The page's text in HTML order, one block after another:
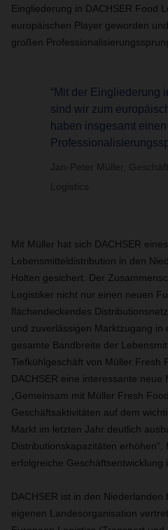
Eingliederung in DACHSER Food
europäischen Player geworden
großen
“Mit der Eingliederung
sind wir zum
haben insgesamt
Jan-Peter Müller,
Logistics
Mit Müller hat sich DACHSER
Lebensmitteldistribution in den
Holten gesichert. Der
Logistiker nicht nur einen neuen
flächendeckendes
und zuverlässigen Marktzugang in
gesamte Bandbreite der
Tiefkühlgeschäft von Müller Fresh
DACHSER eine interessante neue
„Gemeinsam mit Müller Fresh
Geschäftsaktivitäten auf dem
Markt im letzten Jahr deutlich
Distributionskapazitäten erhöhen“,
erfolgreiche Geschäftsentwicklung
DACHSER ist in den
eigenen Landesorganisation